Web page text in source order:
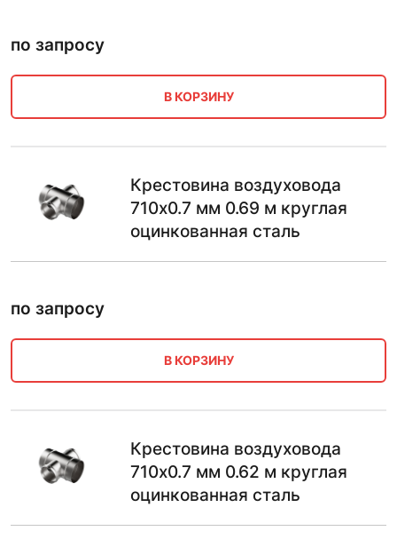
по запросу
В КОРЗИНУ
Крестовина воздуховода
710х0.7 мм 0.69 м круглая
оцинкованная сталь
по запросу
В КОРЗИНУ
Крестовина воздуховода
710х0.7 мм 0.62 м круглая
оцинкованная сталь